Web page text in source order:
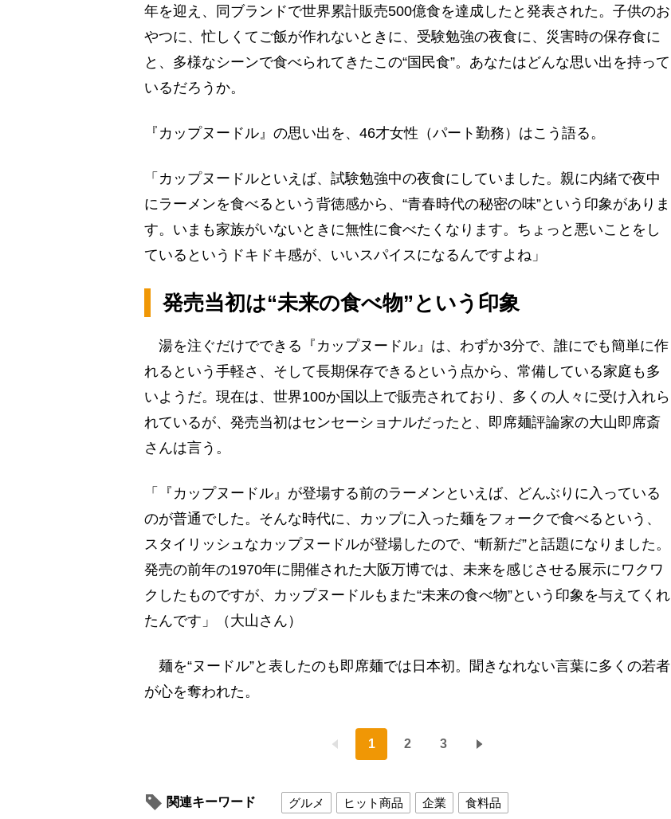
年を迎え、同ブランドで世界累計販売500億食を達成したと発表された。子供のお
やつに、忙しくてご飯が作れないときに、受験勉強の夜食に、災害時の保存食に
と、多様なシーンで食べられてきたこの“国民食”。あなたはどんな思い出を持って
いるだろうか。
『カップヌードル』の思い出を、46才女性（パート勤務）はこう語る。
「カップヌードルといえば、試験勉強中の夜食にしていました。親に内緒で夜中
にラーメンを食べるという背徳感から、“青春時代の秘密の味”という印象がありま
す。いまも家族がいないときに無性に食べたくなります。ちょっと悪いことをし
ているというドキドキ感が、いいスパイスになるんですよね」
発売当初は“未来の食べ物”という印象
湯を注ぐだけでできる『カップヌードル』は、わずか3分で、誰にでも簡単に作
れるという手軽さ、そして長期保存できるという点から、常備している家庭も多
いようだ。現在は、世界100か国以上で販売されており、多くの人々に受け入れら
れているが、発売当初はセンセーショナルだったと、即席麺評論家の大山即席斎
さんは言う。
「『カップヌードル』が登場する前のラーメンといえば、どんぶりに入っている
のが普通でした。そんな時代に、カップに入った麺をフォークで食べるという、
スタイリッシュなカップヌードルが登場したので、“斬新だ”と話題になりました。
発売の前年の1970年に開催された大阪万博では、未来を感じさせる展示にワクワ
クしたものですが、カップヌードルもまた“未来の食べ物”という印象を与えてくれ
たんです」（大山さん）
麺を“ヌードル”と表したのも即席麺では日本初。聞きなれない言葉に多くの若者
が心を奪われた。
1 2 3
関連キーワード グルメ ヒット商品 企業 食料品